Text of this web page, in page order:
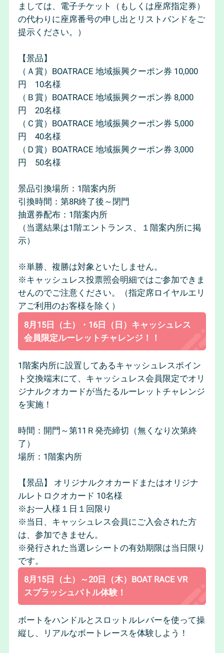
ましては、電子チケット（もしくは座席指定券）
の代わりに座席番号の申し出とリストバンドをご
提示ください。）
【景品】
（Ａ賞）BOATRACE 地域振興クーポン券 10,000
円 10名様
（Ｂ賞）BOATRACE 地域振興クーポン券 8,000
円 20名様
（Ｃ賞）BOATRACE 地域振興クーポン券 5,000
円 40名様
（Ｄ賞）BOATRACE 地域振興クーポン券 3,000
円 50名様
景品引換場所：1階案内所
引換時間：第8R終了後～閉門
抽選券配布：1階案内所
（当選結果は1階エントランス、１階案内所に掲
示）
※単勝、複勝は対象といたしません。
※キャッシュレス投票照会明細ではご参加できま
せんのでご注意ください。（指定席ロイヤルエリ
アご利用のお客様を除く）
8月15日（土）・16日（日）キャッシュレス
会員限定ルーレットチャレンジ！！
1階案内所に設置してあるキャッシュレスポイン
ト交換端末にて、キャッシュレス会員限定でオリ
ジナルクオカードが当たるルーレットチャレンジ
を実施！
時間：開門～第11Ｒ発売締切（無くなり次第終
了）
場所：1階案内所
【景品】 オリジナルクオカードまたはオリジナ
ルレトロクオカード 10名様
※お一人様１日１回限り
※当日、キャッシュレス会員にご入会された方
は、参加できません。
※発行された当選レシートの有効期限は当日限り
です。
8月15日（土）～20日（木）BOAT RACE VR
スプラッシュバトル体験！
ボートをハンドルとスロットルレバーを使って操
縦し、リアルなボートレースを体験しよう！